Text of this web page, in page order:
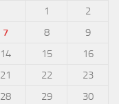
1
2
7 8
9
14 15
16
21 22
23
28 29
30